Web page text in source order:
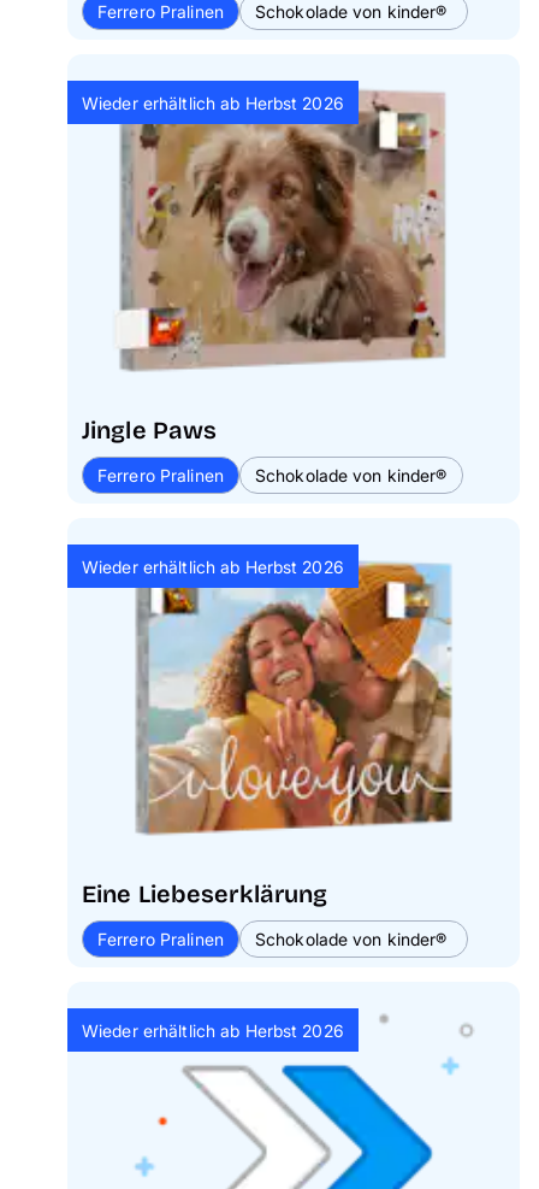
Ferrero Pralinen Schokolade von kinder®
Wieder erhältlich ab Herbst 2026
Jingle Paws
Ferrero Pralinen Schokolade von kinder®
Wieder erhältlich ab Herbst 2026
Eine Liebeserklärung
Ferrero Pralinen Schokolade von kinder®
Wieder erhältlich ab Herbst 2026